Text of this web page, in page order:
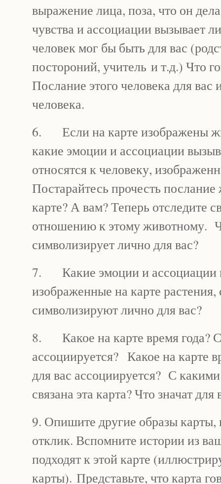
выражение лица, поза, что он
чувства и ассоциации вызывает
человек мог бы быть для вас
постороний, учитель и т.д.) Что
Послание этого человека для вас
человека.
6. Если на карте изображены
какие эмоции и ассоциации
относятся к человеку,
Постарайтесь прочесть
карте? А вам? Теперь отследите
отношению к этому животному.
символизирует лично для вас?
7. Какие эмоции и ассоциации
изображенные на карте
символизируют лично для вас?
8. Какое на карте время года?
ассоциируется? Какое на карте
для вас ассоциируется? С
связана эта карта? Что значат для
9. Опишите другие образы карты,
отклик. Вспомните истории из
подходят к этой карте
карты). Представьте, что карта